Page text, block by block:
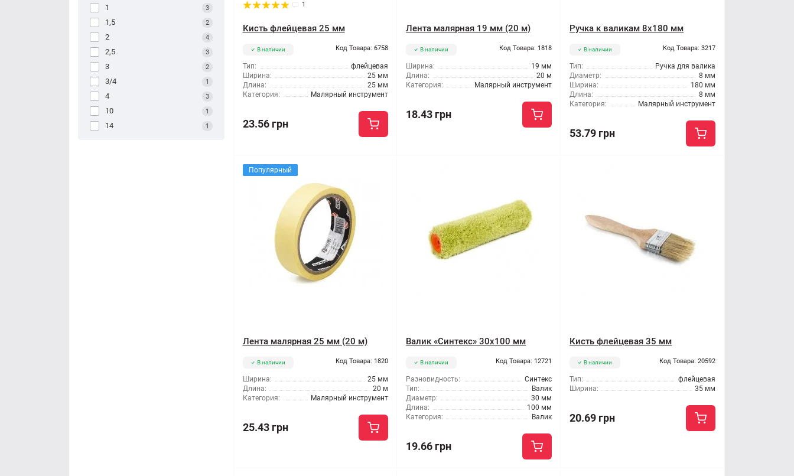
1 3
1,5 2
2 4
2,5 3
3 2
3/4 1
4 3
10 1
14 1
1
Кисть флейцевая 25 мм
В наличии Код Товара: 6758
Тип:
флейцевая
Ширина:
25 мм
Длина:
25 мм
Категория:
Малярный инструмент
23.56 грн
Лента малярная 19 мм (20 м)
В наличии Код Товара: 1818
Ширина:
19 мм
Длина:
20 м
Категория:
Малярный инструмент
18.43 грн
Ручка к валикам 8x180 мм
В наличии Код Товара: 3217
Тип:
Ручка для валика
Диаметр:
8 мм
Ширина:
180 мм
Длина:
8 мм
Категория:
Малярный инструмент
53.79 грн
Популярный
Лента малярная 25 мм (20 м)
В наличии Код Товара: 1820
Ширина:
25 мм
Длина:
20 м
Категория:
Малярный инструмент
25.43 грн
Валик «Синтекс» 30x100 мм
В наличии Код Товара: 12721
Разновидность:
Синтекс
Тип:
Валик
Диаметр:
30 мм
Длина:
100 мм
Категория:
Валик
19.66 грн
Кисть флейцевая 35 мм
В наличии Код Товара: 20592
Тип:
флейцевая
Ширина:
35 мм
20.69 грн